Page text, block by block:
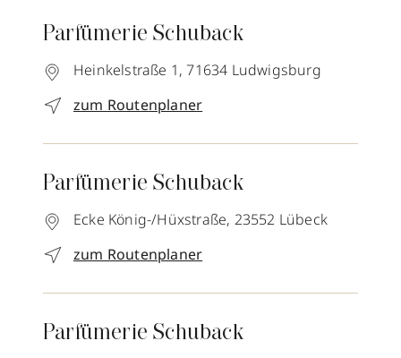
Parfümerie Schuback
Heinkelstraße 1, 71634 Ludwigsburg
zum Routenplaner
Parfümerie Schuback
Ecke König-/Hüxstraße, 23552 Lübeck
zum Routenplaner
Parfümerie Schuback